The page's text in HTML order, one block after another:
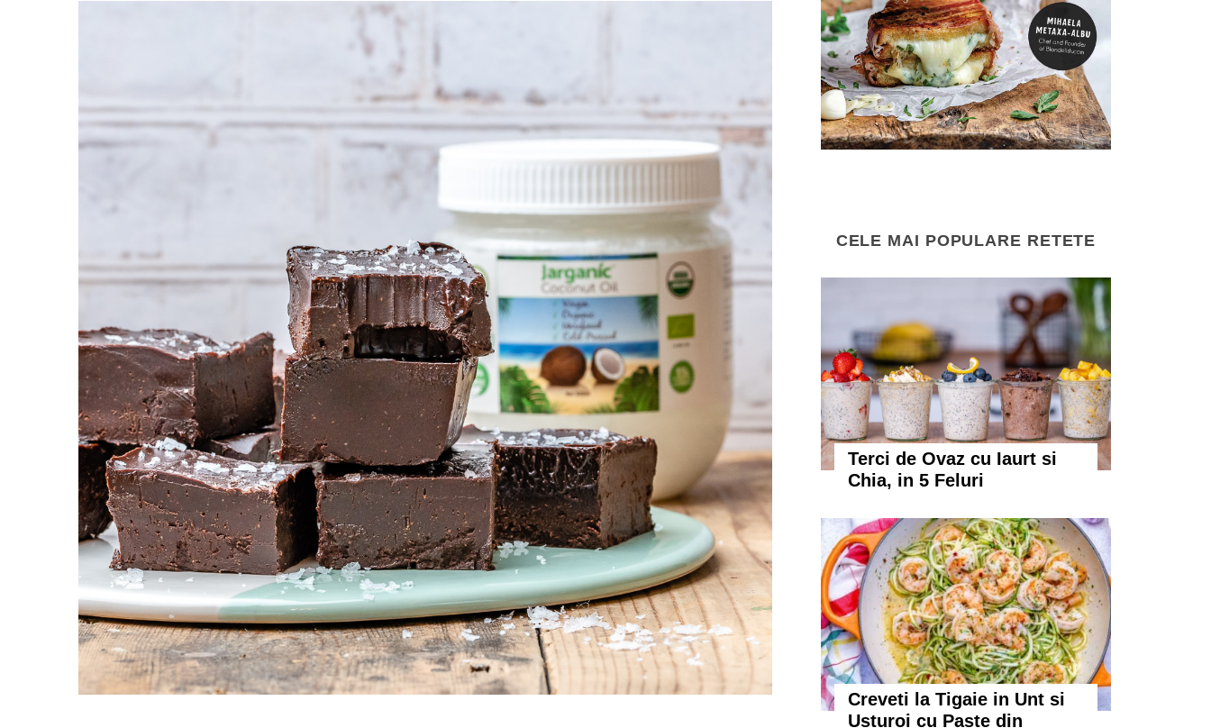
CELE MAI POPULARE RETETE
Terci de Ovaz cu Iaurt si
Chia, in 5 Feluri
Creveti la Tigaie in Unt si
Usturoi cu Paste din